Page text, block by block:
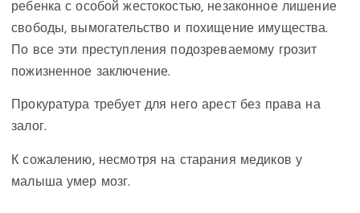
ребенка с особой жестокостью, незаконное лишение
свободы, вымогательство и похищение имущества.
По все эти преступления подозреваемому грозит
пожизненное заключение.
Прокуратура требует для него арест без права на
залог.
К сожалению, несмотря на старания медиков у
малыша умер мозг.